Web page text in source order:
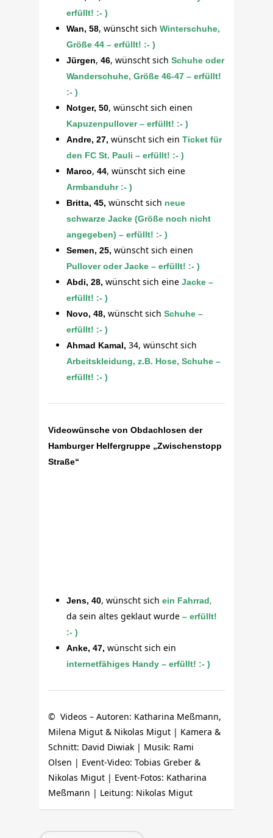
erfüllt! :- )
Wan, 58, wünscht sich Winterschuhe,
Größe 44 – erfüllt! :- )
Jürgen,46, wünscht sich Schuhe oder
Wanderschuhe, Größe 46-47 – erfüllt!
:- )
Notger, 50, wünscht sich einen
Kapuzenpullover – erfüllt! :- )
Andre, 27, wünscht sich ein Ticket für
den FC St. Pauli – erfüllt! :- )
Marco,44, wünscht sich eine
Armbanduhr :- )
Britta, 45, wünscht sich neue
schwarze Jacke (Größe noch nicht
angegeben) – erfüllt! :- )
Semen, 25, wünscht sich einen
Pullover oder Jacke – erfüllt! :- )
Abdi, 28, wünscht sich eineJacke –
erfüllt! :- )
Novo, 48, wünscht sichSchuhe –
erfüllt! :- )
Ahmad Kamal, 34, wünscht sich
Arbeitskleidung, z.B. Hose, Schuhe –
erfüllt! :- )
Videowünsche von Obdachlosen der
Hamburger Helfergruppe „Zwischenstopp
Straße“
Jens, 40, wünscht sich ein Fahrrad,
da sein altes geklaut wurde – erfüllt!
:- )
Anke, 47,wünscht sich ein
internetfähiges Handy – erfüllt! :- )
© Videos – Autoren: Katharina Meßmann,
Milena Migut & Nikolas Migut | Kamera &
Schnitt: David Diwiak | Musik: Rami
Olsen | Event-Video: Tobias Greber &
Nikolas Migut | Event-Fotos: Katharina
Meßmann | Leitung: Nikolas Migut